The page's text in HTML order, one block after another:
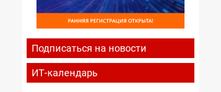
Подписаться на новости
ИТ-календарь